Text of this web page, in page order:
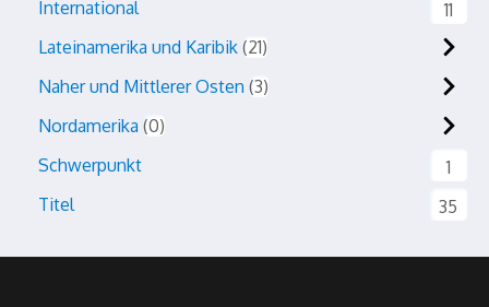
International
11
Lateinamerika und Karibik 21
Naher und Mittlerer Osten 3
Nordamerika 0
Schwerpunkt
1
Titel
35